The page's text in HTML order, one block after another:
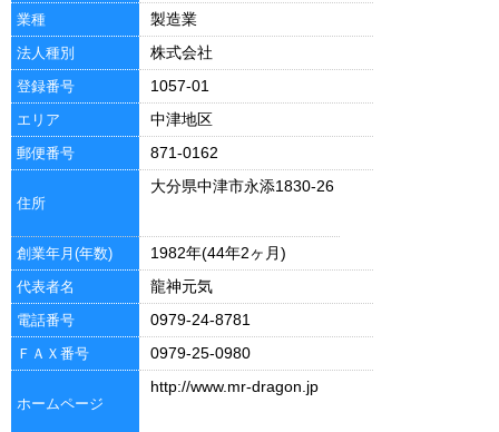
業種
製造業
法人種別 株式会社
登録番号 1057-01
エリア 中津地区
郵便番号 871-0162
住所
大分県中津市永添1830-26
創業年月(年数) 1982年(44年2ヶ月)
代表者名 龍神元気
電話番号 0979-24-8781
ＦＡＸ番号 0979-25-0980
ホームページ
http://www.mr-dragon.jp